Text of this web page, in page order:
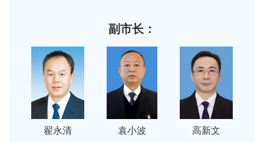
副市长：
翟永清 袁小波 高新文